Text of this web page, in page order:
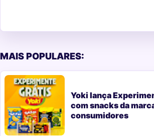
MAIS POPULARES:
Yoki lança
com snacks da
consumidores